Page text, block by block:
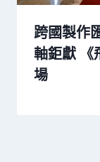
跨國製作
軸鉅獻 《
場